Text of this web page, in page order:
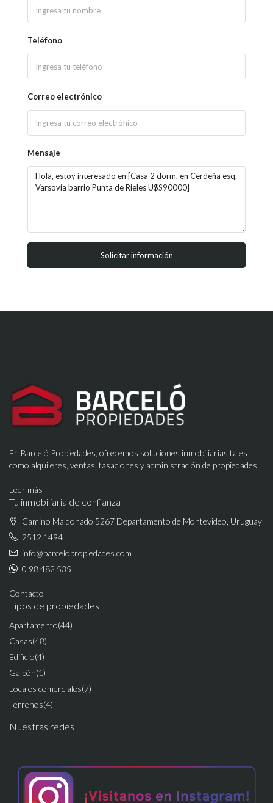
Teléfono
Correo electrónico
Mensaje
Solicitar información
En Barceló Propiedades, ofrecemos soluciones inmobiliarias tales
como alquileres, ventas, tasaciones y administración de propiedades.
Leer más
Tu inmobiliaria de confianza
Camino Maldonado 5267 Departamento de Montevideo, Uruguay
2512 1494
info@barcelopropiedades.com
0 98 482 535
Contacto
Tipos de propiedades
Apartamento(44)
Casas(48)
Edificio(4)
Galpón(1)
Locales comerciales(7)
Terrenos(4)
Nuestras redes